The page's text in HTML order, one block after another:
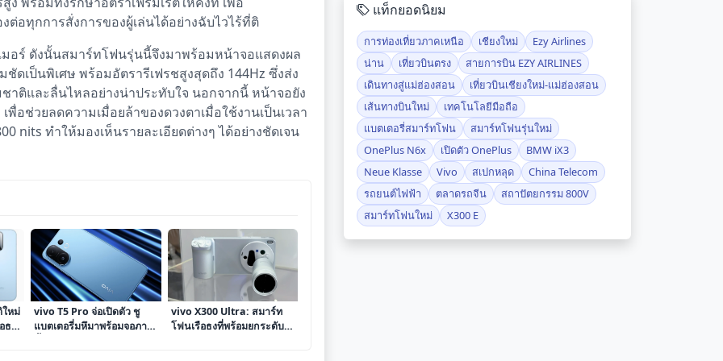
อทุกการสั่งการของผู้เล่นได้อย่างฉับไวไร้ที่ติ
อร์ ดังนั้นสมาร์ทโฟนรุ่นนี้จึงมาพร้อมหน้าจอแสดงผล
ดเป็นพิเศษ พร้อมอัตรารีเฟรชสูงสุดถึง 144Hz ซึ่งส่ง
าติและลื่นไหลอย่างน่าประทับใจ นอกจากนี้ หน้าจอยัง
อช่วยลดความเมื่อยล้าของดวงตาเมื่อใช้งานเป็นเวลา
nits ทำให้มองเห็นรายละเอียดต่างๆ ได้อย่างชัดเจน
หม่
ธง
vivo T5 Pro จ่อเปิดตัว ชู
แบตเตอรี่มหึมาพร้อมจอภาพ
vivo X300 Ultra: สมาร์ท
โฟนเรือธงที่พร้อมยกระดับ
แท็กยอดนิยม
การท่องเที่ยวภาคเหนือ เชียงใหม่
Ezy Airlines
น่าน
เที่ยวบินตรง
สายการบิน EZY AIRLINES
เดินทางสู่แม่ฮ่องสอน
เที่ยวบินเชียงใหม่-แม่ฮ่องสอน
เส้นทางบินใหม่
เทคโนโลยีมือถือ
แบตเตอรี่สมาร์ทโฟน
สมาร์ทโฟนรุ่นใหม่
OnePlus N6x
เปิดตัว OnePlus
BMW iX3
Neue Klasse
Vivo สเปกหลุด
China Telecom
รถยนต์ไฟฟ้า
ตลาดรถจีน
สถาปัตยกรรม 800V
สมาร์ทโฟนใหม่
X300 E